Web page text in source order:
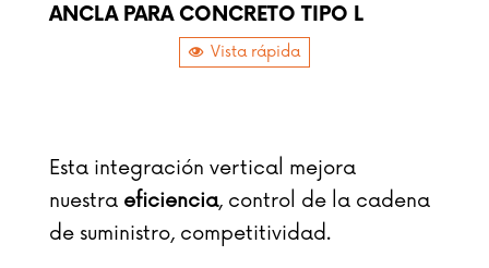
ANCLA PARA CONCRETO TIPO L
Vista rápida
Esta integración vertical mejora
nuestra eficiencia, control de la cadena
de suministro, competitividad.